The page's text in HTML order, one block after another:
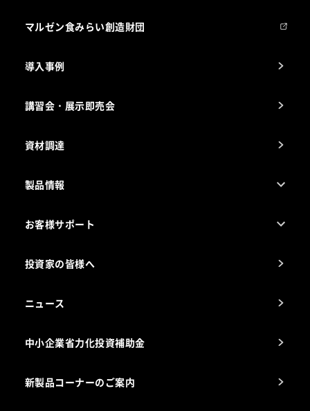
会社組織
製品の開発
事業所一覧
マルゼン食みらい創造財団
導入事例
講習会・展示即売会
資材調達
製品情報
電気・ガス別厨房機器
お客様サポート
アフターサービスお問合せ先
海外出店をご検討のお客様へ
投資家の皆様へ
ニュース
中小企業省力化投資補助金
新製品コーナーのご案内